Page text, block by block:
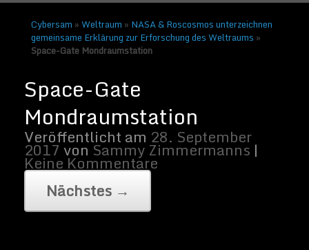
Cybersam »Weltraum » NASA & Roscosmos unterzeichnen
gemeinsame Erklärung zur Erforschung des Weltraums »
Space-Gate Mondraumstation
Foto: Space-Gate Mondraumstation |
Bildnachweis: von der NASA